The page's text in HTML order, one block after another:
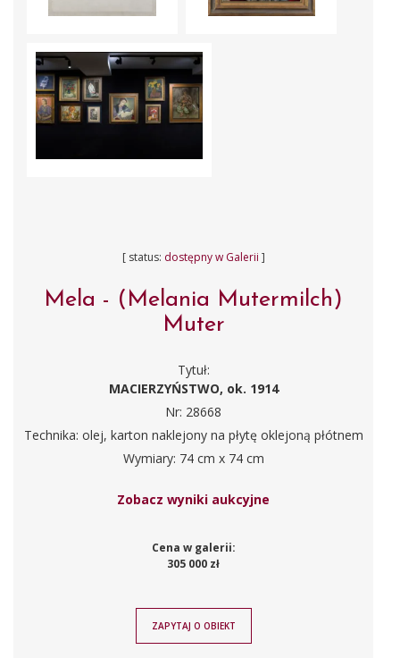
[ status: dostępny w Galerii ]
Mela - (Melania Mutermilch)
Muter
Tytuł:
MACIERZYŃSTWO, ok. 1914
Nr: 28668
Technika: olej, karton naklejony na płytę oklejoną płótnem
Wymiary: 74 cm x 74 cm
Zobacz wyniki aukcyjne
Cena w galerii:
305 000 zł
ZAPYTAJ O OBIEKT